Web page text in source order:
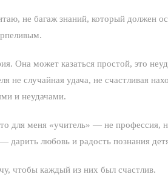
не багаж знаний, который должен
Она может казаться простой, это
не случайная удача, не счастливая
и неудачами.
для меня «учитель» — не
любовь и радость познания
чтобы каждый из них был счастлив.